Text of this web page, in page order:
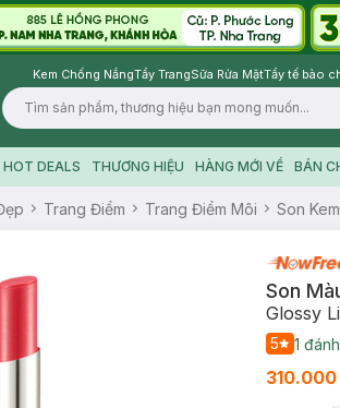
Kem Chống NắngTẩy TrangSữa Rửa MặtTẩy tế bào
HOT DEALS THƯƠNG HIỆU HÀNG MỚI VỀ BÁN
Trang Điểm Trang Điểm Môi Son
Son
Glossy
5 1
310.000